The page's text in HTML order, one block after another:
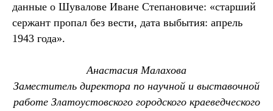
данные о Шувалове Иване Степановиче: «старший
сержант пропал без вести, дата выбытия: апрель
1943 года».
Анастасия Малахова
Заместитель директора по научной и выставочной
работе Златоустовского городского краеведческого